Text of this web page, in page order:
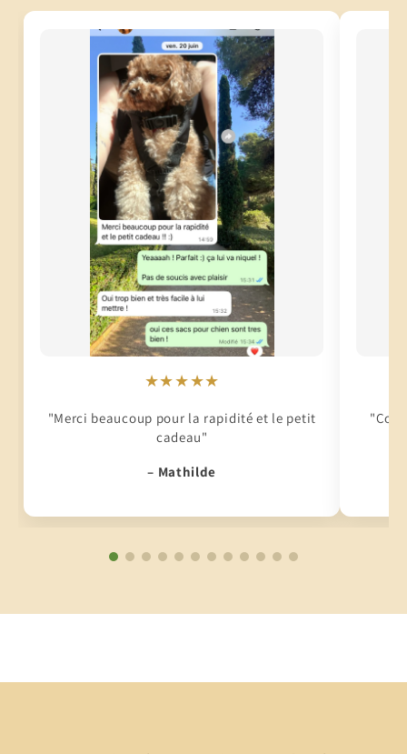
★★★★★
"Merci beaucoup pour la rapidité et le petit
cadeau"
– Mathilde